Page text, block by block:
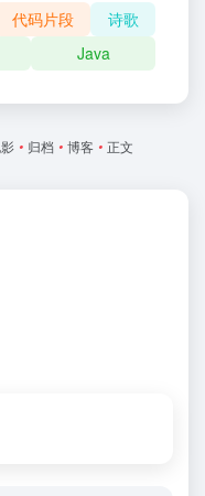
代码片段
诗歌
Java
• 归档 • 博客 • 正文